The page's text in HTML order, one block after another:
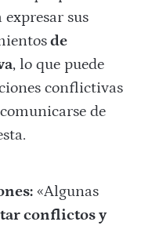
sus
de
, lo que puede
conflictivas
de
«Algunas
conflictos y